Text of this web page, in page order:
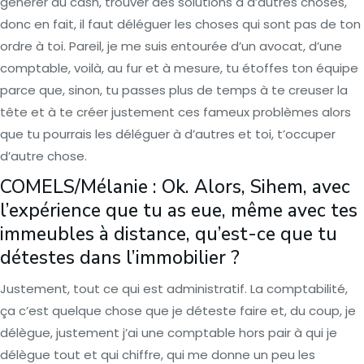
donc en fait, il faut déléguer les choses qui sont pas de ton
ordre à toi. Pareil, je me suis entourée d’un avocat, d’une
comptable, voilà, au fur et à mesure, tu étoffes ton équipe
parce que, sinon, tu passes plus de temps à te creuser la
tête et à te créer justement ces fameux problèmes alors
que tu pourrais les déléguer à d’autres et toi, t’occuper
d’autre chose.
COMELS/Mélanie : Ok. Alors, Sihem, avec
l’expérience que tu as eue, même avec tes
immeubles à distance, qu’est-ce que tu
détestes dans l’immobilier ?
Justement, tout ce qui est administratif. La comptabilité,
ça c’est quelque chose que je déteste faire et, du coup, je
délègue, justement j’ai une comptable hors pair à qui je
délègue tout et qui chiffre, qui me donne un peu les